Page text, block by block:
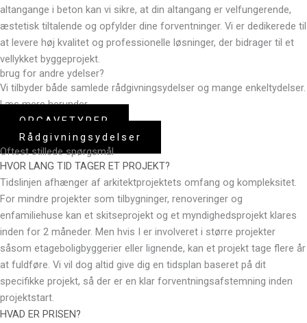
altangange i beton kan vi sikre, at din altangang er velfungerende,
æstetisk tiltalende og opfylder dine forventninger. Vi er dedikerede til
at levere høj kvalitet og professionelle løsninger, der bidrager til et
vellykket byggeprojekt.
brug for andre ydelser?
Vi tilbyder både samlede rådgivningsydelser og mange enkeltydelser.
Læs mere herunder.
OPGAVETYPER
Rådgivningsydelser
Oftest stillede spørgsmål
HVOR LANG TID TAGER ET PROJEKT?
Tidslinjen afhænger af arkitektprojektets omfang og kompleksitet.
For mindre projekter som tilbygninger, renoveringer og
enfamiliehuse kan et skitseprojekt og et myndighedsprojekt klares
inden for 2 måneder. Men hvis I er involveret i større projekter
såsom etageboligbyggerier eller lignende, kan et projekt tage flere år
at fuldføre. Vi vil dog altid give dig en tidsplan baseret på dit
specifikke projekt, så der er en klar forventningsafstemning inden
projektstart.
HVAD ER PRISEN?